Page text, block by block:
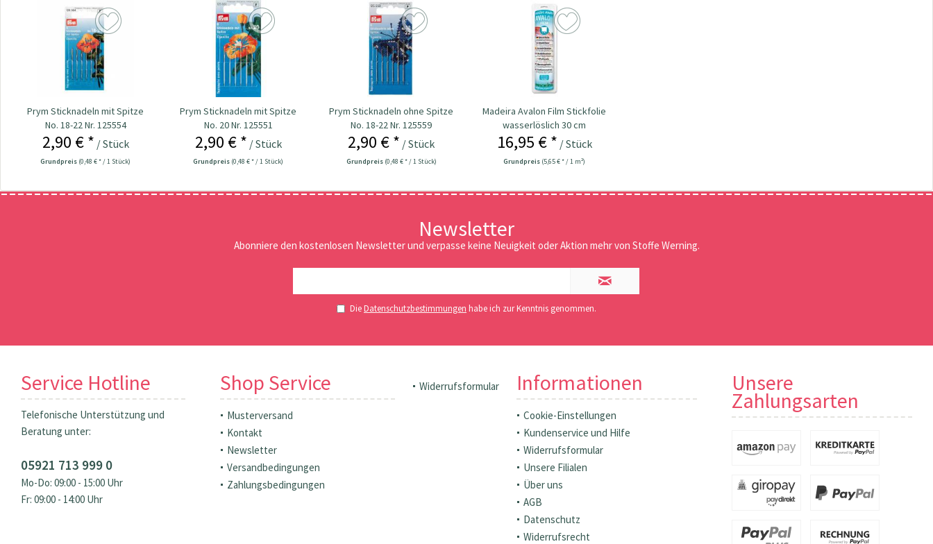
Prym Sticknadeln mit Spitze
No. 18-22 Nr. 125554
2,90 € * / Stück
Grundpreis (0,48 € * / 1 Stück)
Prym Sticknadeln mit Spitze
No. 20 Nr. 125551
2,90 € * / Stück
Grundpreis (0,48 € * / 1 Stück)
Prym Sticknadeln ohne Spitze
No. 18-22 Nr. 125559
2,90 € * / Stück
Grundpreis (0,48 € * / 1 Stück)
Madeira Avalon Film Stickfolie
wasserlöslich 30 cm
16,95 € * / Stück
Grundpreis (5,65 € * / 1 m²)
Newsletter
Abonniere den kostenlosen Newsletter und verpasse keine Neuigkeit oder Aktion mehr von Stoffe Werning.
DieDatenschutzbestimmungen habe ich zur Kenntnis genommen.
Service Hotline
Telefonische Unterstützung und
Beratung unter:
05921 713 999 0
Mo-Do: 09:00 - 15:00 Uhr
Fr: 09:00 - 14:00 Uhr
Shop Service
Musterversand
Kontakt
Newsletter
Versandbedingungen
Zahlungsbedingungen
Widerrufsformular Informationen
Cookie-Einstellungen
Kundenservice und Hilfe
Widerrufsformular
Unsere Filialen
Über uns
AGB
Datenschutz
Widerrufsrecht
Unsere
Zahlungsarten